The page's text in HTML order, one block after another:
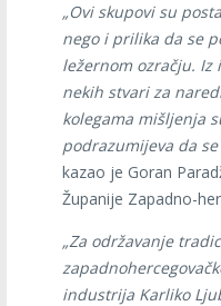
„Ovi skupovi su
nego i prilika da se
ležernom ozračju. Iz
nekih stvari za
kolegama mišljenja
podrazumijeva da
kazao je Goran
Županije Zapadno-
„Za održavanje
industrija Karliko